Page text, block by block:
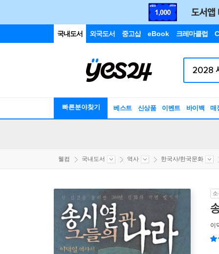
국내도서 외국도서 중고샵 eBook 크레마클럽
빠른분야찾기 베스트 신상품 이벤트 바이백 매
웰컴 국내도서 역사 한국사/한국문화
이